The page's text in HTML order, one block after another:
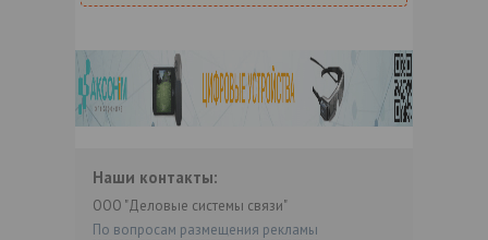
Наши контакты:
ООО "Деловые системы связи"
По вопросам размещения рекламы